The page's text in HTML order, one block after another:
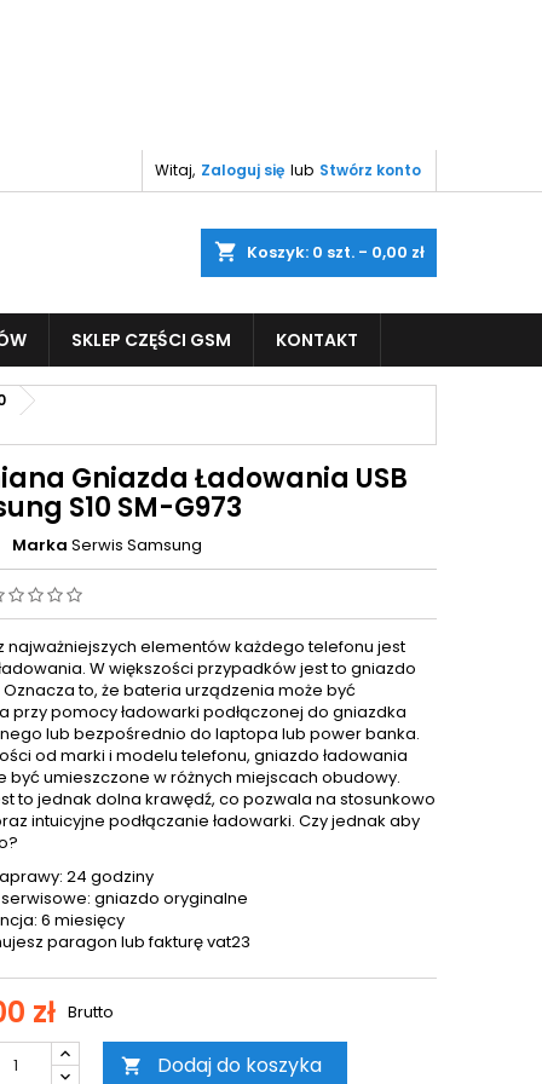
Witaj, Zaloguj się lub Stwórz konto
shopping_cart Koszyk: 0 szt. - 0,00 zł
SKLEP CZĘŚCI GSM KONTAKT
Gniazda Ładowania USB
S10 SM-G973
Marka Serwis Samsung
najważniejszych elementów każdego telefonu jest
W większości przypadków jest to gniazdo
Oznacza to, że bateria urządzenia może być
przy pomocy ładowarki podłączonej do gniazdka
lub bezpośrednio do laptopa lub power banka.
od marki i modelu telefonu, gniazdo ładowania
być umieszczone w różnych miejscach obudowy.
to jednak dolna krawędź, co pozwala na stosunkowo
intuicyjne podłączanie ładowarki. Czy jednak aby
24 godziny
gniazdo oryginalne
6 miesięcy
paragon lub fakturę vat23
zł Brutto
 Dodaj do koszyka